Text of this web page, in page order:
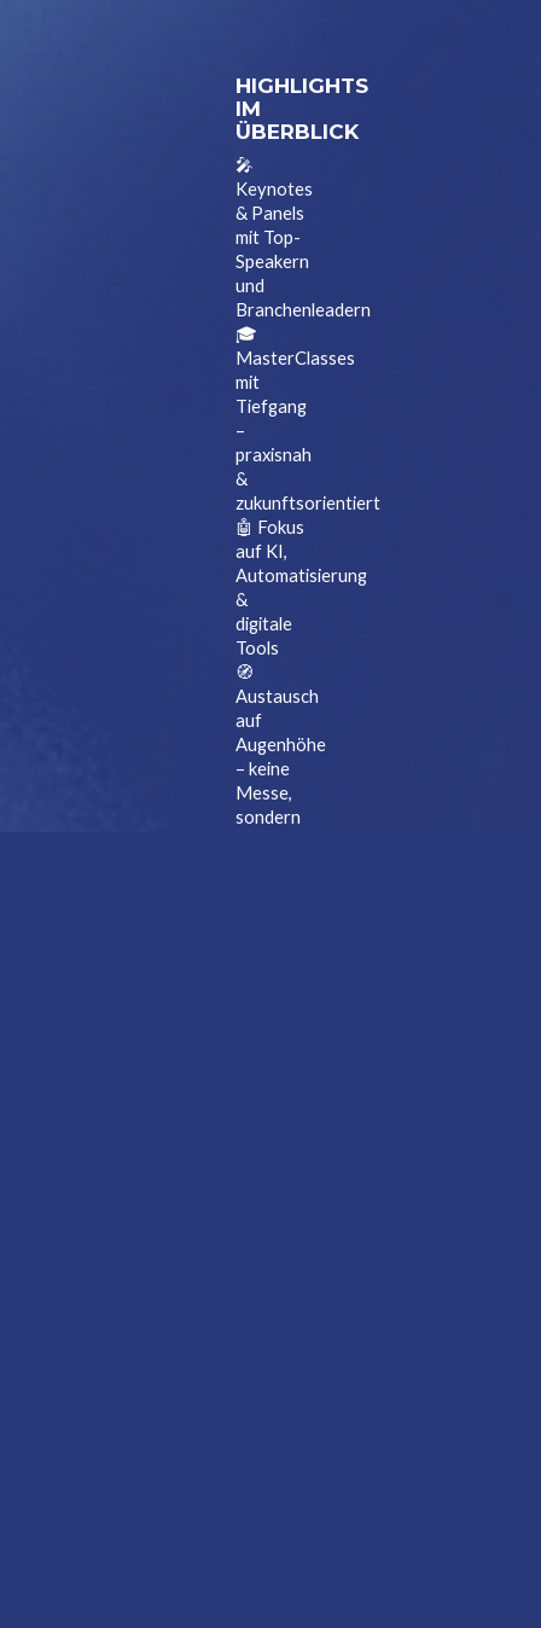
HIGHLIGHTS
IM
ÜBERBLICK
🎤
Keynotes
& Panels
mit Top-
Speakern
und
Branchenleadern
🎓
MasterClasses
mit
Tiefgang
–
praxisnah
&
zukunftsorientiert
🤖 Fokus
auf KI,
Automatisierung
&
digitale
Tools
🧭
Austausch
auf
Augenhöhe
– keine
Messe,
sondern